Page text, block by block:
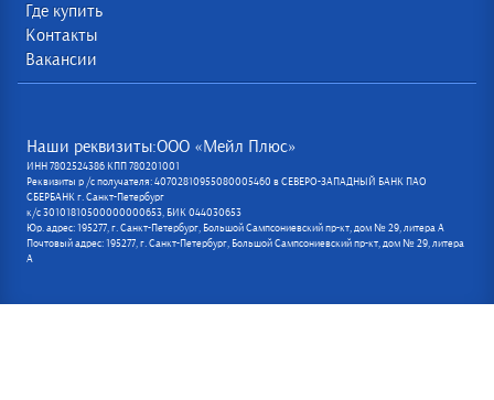
Где купить
Контакты
Вакансии
Наши реквизиты:ООО «Мейл Плюс»
ИНН 7802524386 КПП 780201001
Реквизиты р /с получателя: 40702810955080005460 в СЕВЕРО-ЗАПАДНЫЙ БАНК ПАО
СБЕРБАНК г. Санкт-Петербург
к/с 30101810500000000653, БИК 044030653
Юр. адрес: 195277, г. Санкт-Петербург, Большой Сампсониевский пр-кт, дом № 29, литера А
Почтовый адрес: 195277, г. Санкт-Петербург, Большой Сампсониевский пр-кт, дом № 29, литера
А